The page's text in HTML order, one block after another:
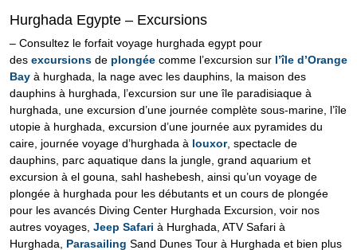
Hurghada Egypte – Excursions
– Consultez le forfait voyage hurghada egypt pour
des excursions de plongée comme l’excursion sur l’île d’Orange
Bay à hurghada, la nage avec les dauphins, la maison des
dauphins à hurghada, l’excursion sur une île paradisiaque à
hurghada, une excursion d’une journée complète sous-marine, l’île
utopie à hurghada, excursion d’une journée aux pyramides du
caire, journée voyage d’hurghada à louxor, spectacle de
dauphins, parc aquatique dans la jungle, grand aquarium et
excursion à el gouna, sahl hashebesh, ainsi qu’un voyage de
plongée à hurghada pour les débutants et un cours de plongée
pour les avancés Diving Center Hurghada Excursion, voir nos
autres voyages, Jeep Safari à Hurghada, ATV Safari à
Hurghada,
Parasailing Sand Dunes Tour à Hurghada et bien plus